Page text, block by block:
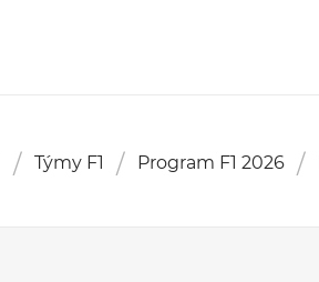
Týmy F1 Program F1 2026